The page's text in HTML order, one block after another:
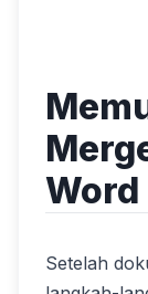
Word
Setelah